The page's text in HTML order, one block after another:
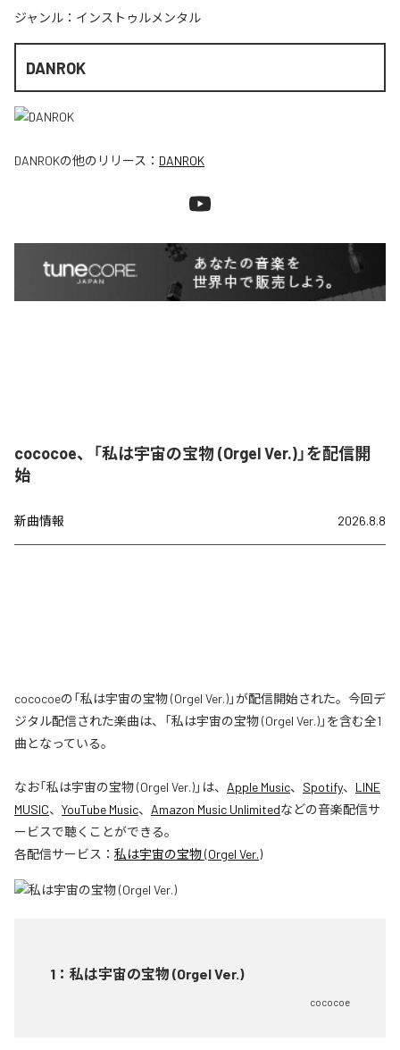
ジャンル： インストゥルメンタル
DANROK
DANROKの他のリリース： DANROK
cococoe、「私は宇宙の宝物 (Orgel Ver.)」を配信開
始
新曲情報 2026.8.8
cococoeの「私は宇宙の宝物 (Orgel Ver.)」が配信開始された。今回デ
ジタル配信された楽曲は、「私は宇宙の宝物 (Orgel Ver.)」を含む全1
曲となっている。
なお「私は宇宙の宝物 (Orgel Ver.)」は、 Apple Music、 Spotify、 LINE
MUSIC、 YouTube Music、 Amazon Music Unlimitedなどの音楽配信サ
ービスで聴くことができる。
各配信サービス： 私は宇宙の宝物 (Orgel Ver.)
1 ： 私は宇宙の宝物 (Orgel Ver.)
cococoe